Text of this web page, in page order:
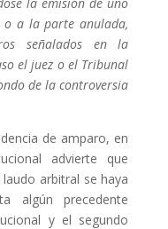
o a la parte anulada,
señalados en la
el juez o el Tribunal
de la controversia
de amparo, en
advierte que
arbitral se haya
algún precedente
y el segundo